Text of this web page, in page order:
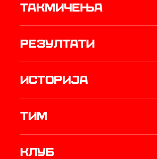
Такмичења
резултати
историја
ТИМ
Клуб